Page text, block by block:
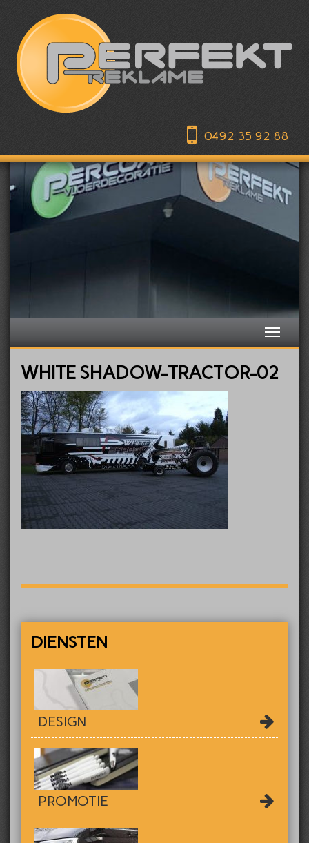
0492 35 92 88
WHITE SHADOW-TRACTOR-02
DIENSTEN
DESIGN
PROMOTIE